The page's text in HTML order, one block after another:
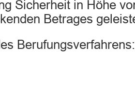
Sicherheit in Höhe
Betrages